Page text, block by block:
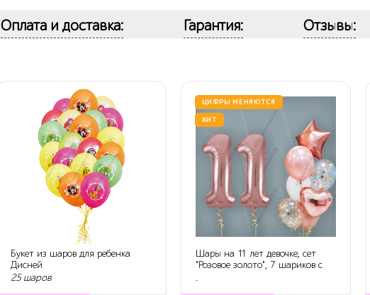
Оплата и доставка: Гарантия: Отзывы:
Букет из шаров для ребенка
Дисней
25 шаров
ЦИФРЫ МЕНЯЮТСЯ
ХИТ
Шары на 11 лет девочке, сет
"Розовое золото", 7 шариков с
.